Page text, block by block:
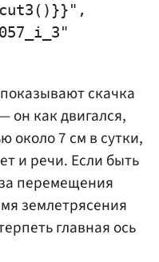
скачка
он как двигался,
около 7 см в сутки,
и речи. Если быть
перемещения
землетрясения
главная ось